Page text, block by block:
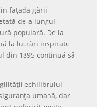
fațada gării
de-a lungul
populară. De la
la lucrări inspirate
din 1895 continuă să
echilibrului
umană, dar